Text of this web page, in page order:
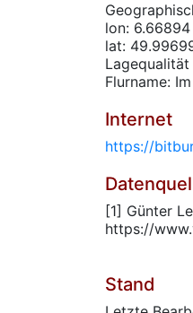
lon: 6.66894
lat:
Lagequalität
Flurname:
Internet
https://
[1] Günter
https://
Stand